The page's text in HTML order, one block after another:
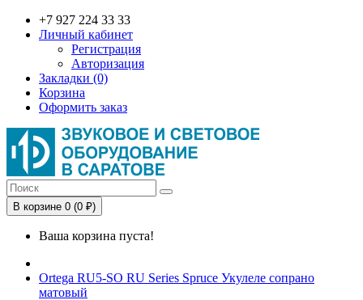
+7 927 224 33 33
Личный кабинет
Регистрация
Авторизация
Закладки (0)
Корзина
Оформить заказ
В корзине 0 (0 ₽)
Ваша корзина пуста!
Ortega RU5-SO RU Series Spruce Укулеле сопрано
матовый